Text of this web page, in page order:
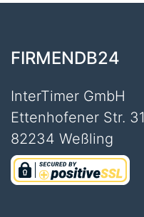
FIRMENDB24
InterTimer GmbH
Ettenhofener Str. 31
82234 Weßling